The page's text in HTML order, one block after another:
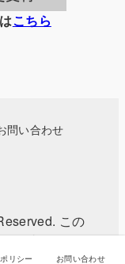
こちら
問い合わせ
この
写真などの無
リシー お問い合わせ